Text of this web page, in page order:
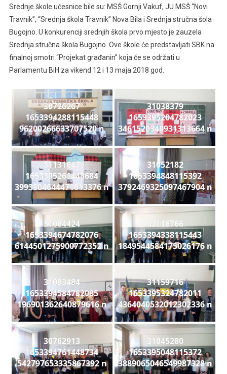
Srednje škole učesnice bile su: MSŠ Gornji Vakuf, JU MSŠ “Novi
Travnik”, “Srednja škola Travnik” Nova Bila i Srednja stručna šola
Bugojno. U konkurenciji srednjih škola prvo mjesto je zauzela
Srednja stručna škola Bugojno. Ove škole će predstavljati SBK na
finalnoj smotri “Projekat građanin” koja će se održati u
Parlamentu BiH za vikend 12 i 13 maja 2018 god.
30726267
1653394288115448
96200266633707520 n
31038379
1653395204782023
3461520340931313664 n
31131647
1653395261448684
3993804644471013376 n
31052182
1653394848115392
3792469325097467904 n
31064424
1653394674782076
6144501275900772352 n
31116766
1653394338115443
1849544584175026176 n
31093484
1653394584782085
196901362640879616 n
31159716
1653395324782011
4364040532012302336 n
30762913
1653394761448734
542797653335867392 n
31045280
1653395048115372
3889065046549987328 n